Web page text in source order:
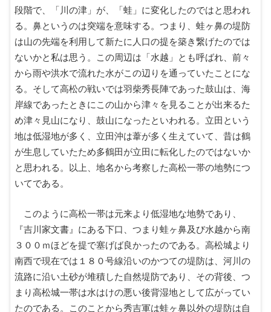
段階で、「川の津」が、「蛙」に変化したのではと思われ
る。鼻というのは突端を意味する。つまり、蛙ヶ鼻の堤防
は山の先端を利用して新たに人口の提を築き繋げたのでは
ないかと私は思う。この周辺は「水越」とも呼ばれ、前々
から雨や洪水で流れた水がこの辺りを通っていたことにな
る。そして高松の戦いでは羽柴秀長陣であった鼓山は、海
岸線であったときにこの山から津々を見ることが出来るた
め津々見山になり、鼓山になったといわれる。立田という
地は低湿地が多く、立田沖は葦が多く生えていて、昔は鶴
が生息していたため多鶴田が立田に転化したのではないか
と思われる。以上、地名から考察した高松一帯の地勢につ
いてである。
このように高松一帯は元来より低湿地な地勢であり、
『吉川家文書』にある下口、つまり蛙ヶ鼻及び水越から南
３００ｍほどを提で塞げば良かったのである。高松城より
南西で現在では１８０号線沿いのかつての堤防は、河川の
流路に沿い土砂が堆積した自然堤防であり、その背後、つ
まり高松城一帯は水はけの悪い後背湿地として広がってい
たのである。このことから秀吉軍は蛙ヶ鼻以外の堤防は自